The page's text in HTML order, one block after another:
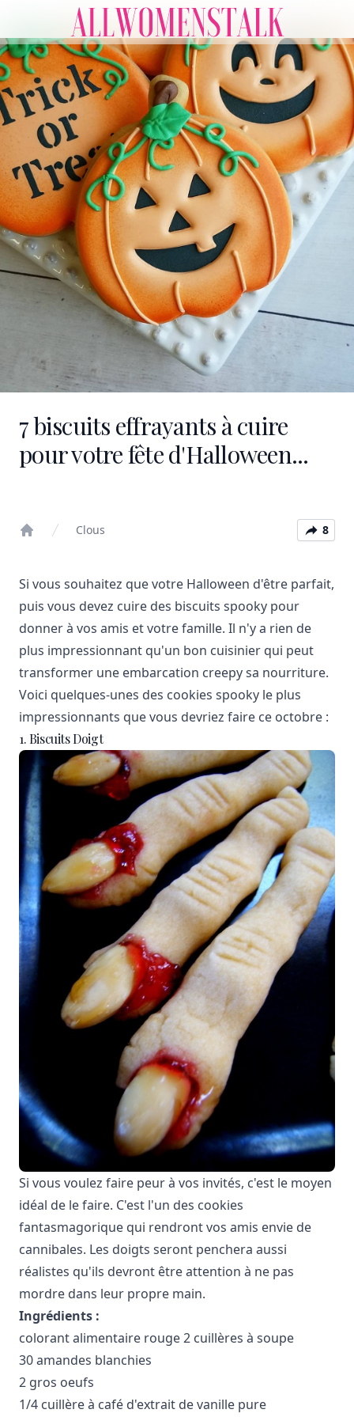
7 biscuits effrayants à cuire
pour votre fête d'Halloween...
Clous 8
Si vous souhaitez que votre Halloween d'être parfait,
puis vous devez cuire des biscuits spooky pour
donner à vos amis et votre famille. Il n'y a rien de
plus impressionnant qu'un bon cuisinier qui peut
transformer une embarcation creepy sa nourriture.
Voici quelques-unes des cookies spooky le plus
impressionnants que vous devriez faire ce octobre :
1. Biscuits Doigt
Si vous voulez faire peur à vos invités, c'est le moyen
idéal de le faire. C'est l'un des cookies
fantasmagorique qui rendront vos amis envie de
cannibales. Les doigts seront penchera aussi
réalistes qu'ils devront être attention à ne pas
mordre dans leur propre main.
Ingrédients :
colorant alimentaire rouge 2 cuillères à soupe
30 amandes blanchies
2 gros oeufs
1/4 cuillère à café d'extrait de vanille pure